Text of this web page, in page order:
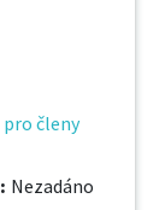
pro členy
: Nezadáno